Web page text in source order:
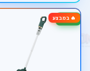
🔥 במבצע-72%